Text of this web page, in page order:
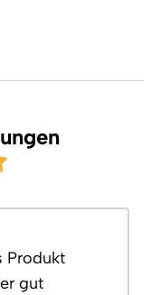
Produkt
gut